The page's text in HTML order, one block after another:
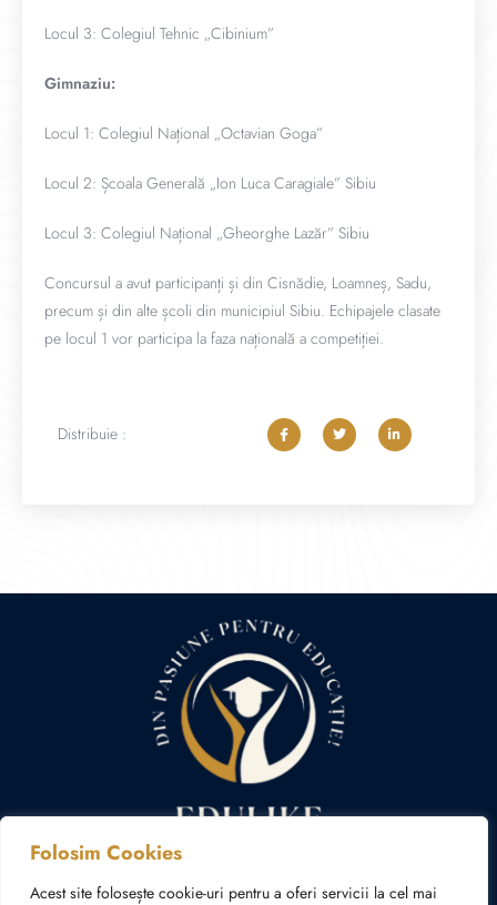
Folosim Cookies
Acest site folosește cookie-uri pentru a oferi servicii la cel mai
Locul 3: Colegiul Tehnic „Cibinium”
Gimnaziu:
Locul 1: Colegiul Național „Octavian Goga”
Locul 2: Școala Generală „Ion Luca Caragiale” Sibiu
Locul 3: Colegiul Național „Gheorghe Lazăr” Sibiu
Concursul a avut participanți și din Cisnădie, Loamneș, Sadu,
precum și din alte școli din municipiul Sibiu. Echipajele clasate
pe locul 1 vor participa la faza națională a competiției.
Distribuie :
Politica de confidențialitate